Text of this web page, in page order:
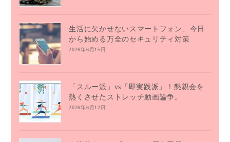
生活に欠かせないスマートフォン、今日
から始める万全のセキュリティ対策
2026年6月15日
「スルー派」vs「即実践派」！懇親会を
熱くさせたストレッチ動画論争。
2026年6月12日